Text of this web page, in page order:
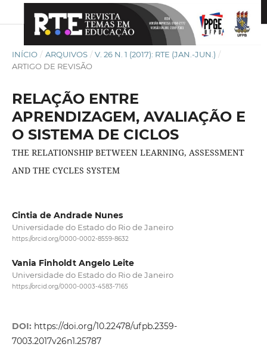
INÍCIO / ARQUIVOS / V. 26 N. 1 (2017): RTE (JAN.-JUN.) /
ARTIGO DE REVISÃO
RELAÇÃO ENTRE
APRENDIZAGEM, AVALIAÇÃO E
O SISTEMA DE CICLOS
THE RELATIONSHIP BETWEEN LEARNING, ASSESSMENT
AND THE CYCLES SYSTEM
Cintia de Andrade Nunes
Universidade do Estado do Rio de Janeiro
https://orcid.org/0000-0002-8559-8632
Vania Finholdt Angelo Leite
Universidade do Estado do Rio de Janeiro
https://orcid.org/0000-0003-4583-7165
DOI: https://doi.org/10.22478/ufpb.2359-
7003.2017v26n1.25787